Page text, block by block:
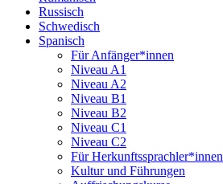
Russisch
Schwedisch
Spanisch
Für Anfänger*innen
Niveau A1
Niveau A2
Niveau B1
Niveau B2
Niveau C1
Niveau C2
Für Herkunftssprachler*innen
Kultur und Führungen